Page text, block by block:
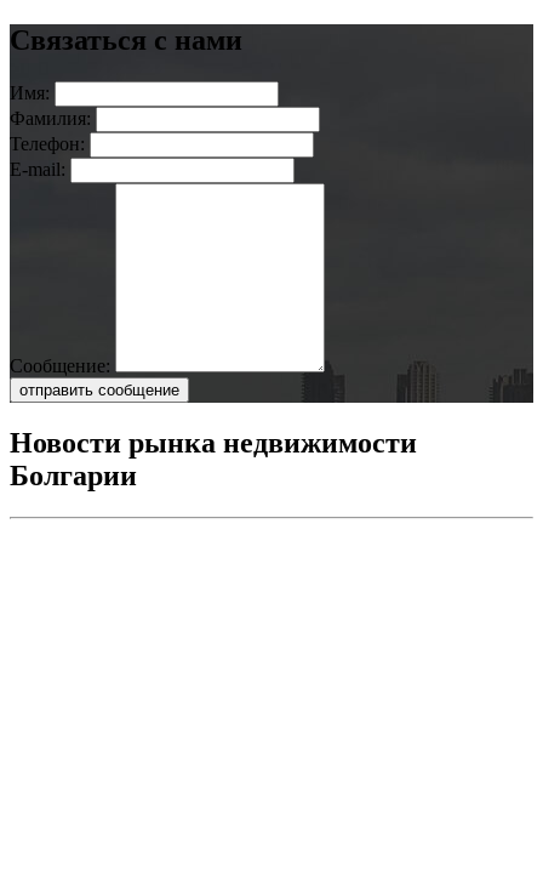
Связаться с нами
Имя:
Фамилия:
Телефон:
E-mail:
Сообщение:
отправить сообщение
Новости рынка недвижимости
Болгарии